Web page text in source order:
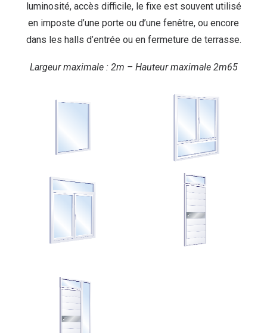
luminosité, accès difficile, le fixe est souvent utilisé
en imposte d’une porte ou d’une fenêtre, ou encore
dans les halls d’entrée ou en fermeture de terrasse.
Largeur maximale : 2m – Hauteur maximale 2m65